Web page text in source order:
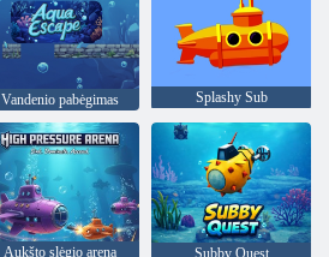
Vandenio pabėgimas Splashy Sub
Aukšto slėgio arena